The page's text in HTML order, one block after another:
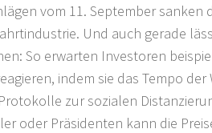
vom 11. September sanken
Und auch gerade
So erwarten Investoren
indem sie das Tempo
zur sozialen
oder Präsidenten kann die